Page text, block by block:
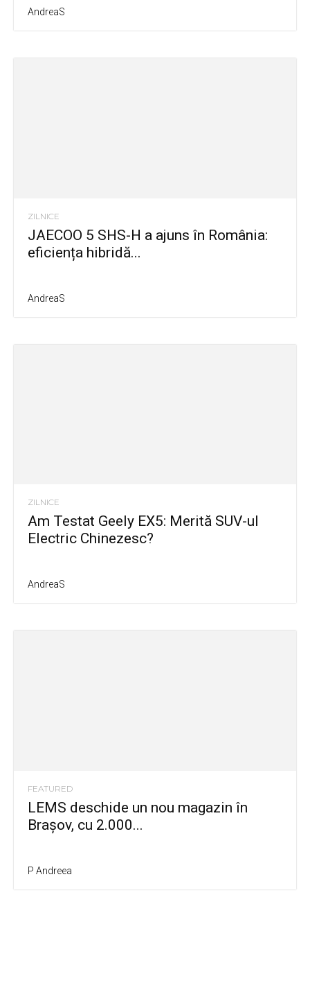
AndreaS
ZILNICE
JAECOO 5 SHS-H a ajuns în România:
eficiența hibridă...
AndreaS
ZILNICE
Am Testat Geely EX5: Merită SUV-ul
Electric Chinezesc?
AndreaS
FEATURED
LEMS deschide un nou magazin în
Brașov, cu 2.000...
P Andreea